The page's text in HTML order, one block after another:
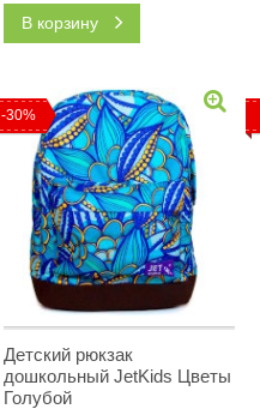
В корзину
-30%
Детский рюкзак
дошкольный JetKids Цветы
Голубой